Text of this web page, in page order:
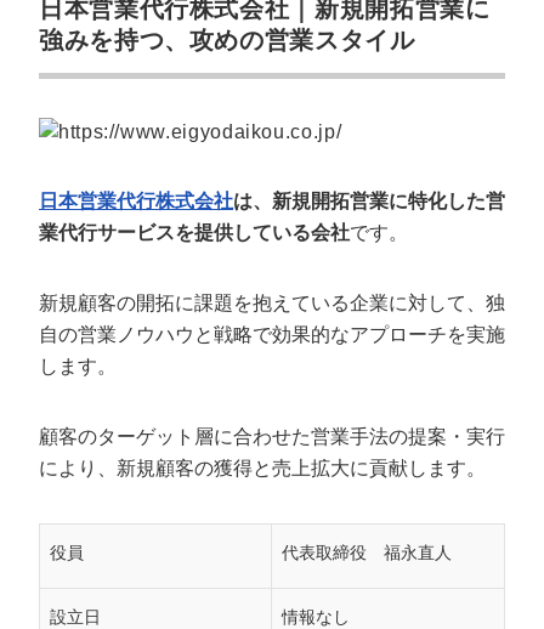
日本営業代行株式会社｜新規開拓営業に
強みを持つ、攻めの営業スタイル
日本営業代行株式会社は、新規開拓営業に特化した営
業代行サービスを提供している会社です。
新規顧客の開拓に課題を抱えている企業に対して、独
自の営業ノウハウと戦略で効果的なアプローチを実施
します。
顧客のターゲット層に合わせた営業手法の提案・実行
により、新規顧客の獲得と売上拡大に貢献します。
役員 代表取締役 福永直人
設立日 情報なし